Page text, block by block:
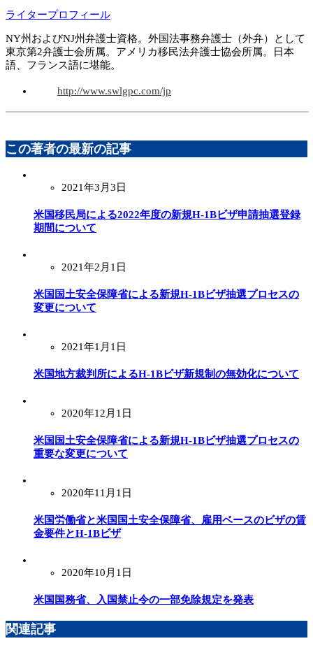
ライタープロフィール
NY州およびNJ州弁護士資格。外国法事務弁護士（外弁）として
東京第2弁護士会所属。アメリカ移民法弁護士協会所属。日本
語、フランス語に堪能。
http://www.swlgpc.com/jp
この著者の最新の記事
2021年3月3日
米国移民局による2022年度の新規H-1Bビザ申請抽選登録
期間について
2021年2月1日
米国国土安全保障省による新規H-1Bビザ抽選プロセスの
変更について
2021年1月1日
米国地方裁判所によるH-1Bビザ新規制の無効化について
2020年12月1日
米国国土安全保障省による新規H-1Bビザ抽選プロセスの
重要な変更について
2020年11月1日
米国労働省と米国国土安全保障省、雇用ベースのビザの賃
金要件とH-1Bビザ
2020年10月1日
米国国務省、入国禁止令の一部免除規定を発表
関連記事